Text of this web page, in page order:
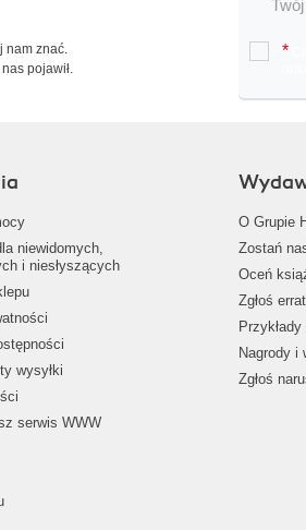
nam znać.
pojawił.
*
niewidomych,
i niesłyszących
wysyłki
serwis WWW
O Grupie
Zostań
Oceń
Zgłoś
Nagrody i
Zgłoś